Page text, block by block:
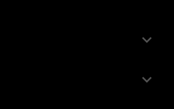
keyboard_arrow_down
keyboard_arrow_down